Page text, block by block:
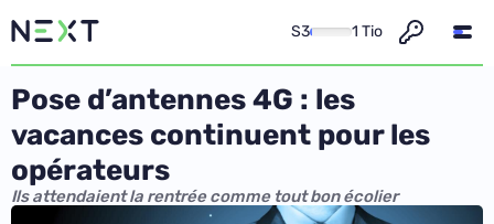
S3 1 Tio
Pose d’antennes 4G : les
vacances continuent pour les
opérateurs
Ils attendaient la rentrée comme tout bon écolier